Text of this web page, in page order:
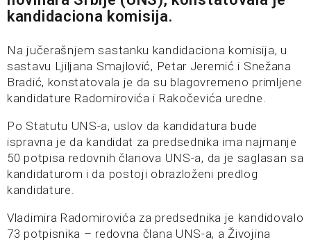
kandidaciona komisija.
Na jučerašnjem sastanku kandidaciona komisija, u
sastavu Ljiljana Smajlović, Petar Jeremić i Snežana
Bradić, konstatovala je da su blagovremeno primljene
kandidature Radomirovića i Rakočevića uredne.
Po Statutu UNS-a, uslov da kandidatura bude
ispravna je da kandidat za predsednika ima najmanje
50 potpisa redovnih članova UNS-a, da je saglasan sa
kandidaturom i da postoji obrazloženi predlog
kandidature.
Vladimira Radomirovića za predsednika je kandidovalo
73 potpisnika – redovna člana UNS-a, a Živojina